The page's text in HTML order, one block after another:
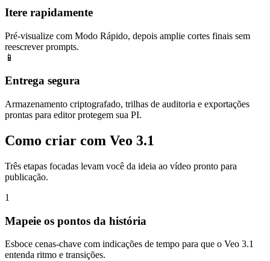
Itere rapidamente
Pré-visualize com Modo Rápido, depois amplie cortes finais sem
reescrever prompts.
📱
Entrega segura
Armazenamento criptografado, trilhas de auditoria e exportações
prontas para editor protegem sua PI.
Como criar com Veo 3.1
Três etapas focadas levam você da ideia ao vídeo pronto para
publicação.
1
Mapeie os pontos da história
Esboce cenas-chave com indicações de tempo para que o Veo 3.1
entenda ritmo e transições.